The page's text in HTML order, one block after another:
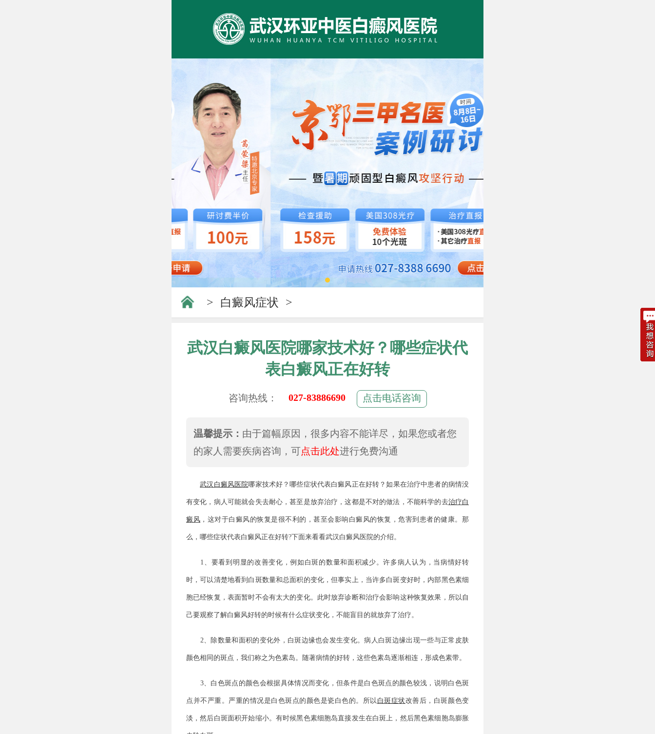
> 白癜风症状 >
武汉白癜风医院哪家技术好？哪些症状代
表白癜风正在好转
咨询热线： 027-83886690 点击电话咨询
温馨提示： 由于篇幅原因，很多内容不能详尽，如果您或者您
的家人需要疾病咨询，可点击此处进行免费沟通
武汉白癜风医院哪家技术好？哪些症状代表白癜风正在好转？如果在治疗中患者的病情没
有变化，病人可能就会失去耐心，甚至是放弃治疗，这都是不对的做法，不能科学的去治疗白
癜风 ，这对于白癜风的恢复是很不利的，甚至会影响白癜风的恢复，危害到患者的健康。那
么，哪些症状代表白癜风正在好转?下面来看看武汉白癜风医院的介绍。
1、要看到明显的改善变化，例如白斑的数量和面积减少。许多病人认为，当病情好转
时，可以清楚地看到白斑数量和总面积的变化，但事实上，当许多白斑变好时，内部黑色素细
胞已经恢复，表面暂时不会有太大的变化。此时放弃诊断和治疗会影响这种恢复效果，所以自
己要观察了解白癜风好转的时候有什么症状变化，不能盲目的就放弃了治疗。
2、除数量和面积的变化外，白斑边缘也会发生变化。病人白斑边缘出现一些与正常皮肤
颜色相同的斑点，我们称之为色素岛。随著病情的好转，这些色素岛逐渐相连，形成色素带。
3、白色斑点的颜色会根据具体情况而变化，但条件是白色斑点的颜色较浅，说明白色斑
点并不严重。严重的情况是白色斑点的颜色是瓷白色的。所以 白斑症状改善后，白斑颜色变
淡，然后白斑面积开始缩小。有时候黑色素细胞岛直接发生在白斑上，然后黑色素细胞岛膨胀